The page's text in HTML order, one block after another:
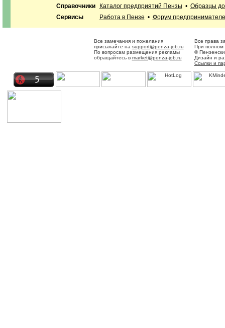
Справочники
Каталог предприятий Пензы • Образцы
Сервисы
Работа в Пензе • Форум
Все замечания и пожелания
присылайте на support@penza-job.ru
По вопросам размещения рекламы
обращайтесь в market@penza-job.ru
Все права
При полном
©
Дизайн и
Ссылки и